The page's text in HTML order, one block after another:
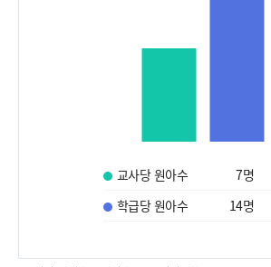
교사당 원아수 7명
학급당 원아수
14명